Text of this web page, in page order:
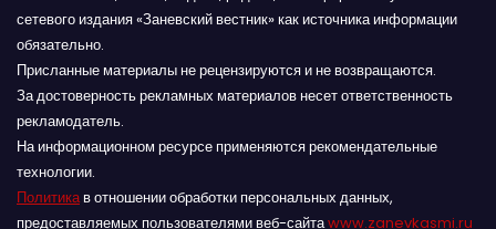
сетевого издания «Заневский вестник» как источника информации
обязательно.
Присланные материалы не рецензируются и не возвращаются.
За достоверность рекламных материалов несет ответственность
рекламодатель.
На информационном ресурсе применяются рекомендательные
технологии.
Политикав отношении обработки персональных данных,
предоставляемых пользователями веб-сайтаwww.zanevkasmi.ru